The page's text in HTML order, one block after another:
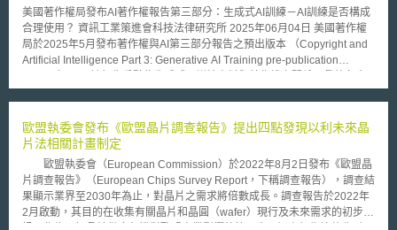
美國著作權局發布AI著作權報告第三部分：生成式AI訓練－AI訓練是否構成
合理使用？ 資訊工業策進會科技法律研究所 2025年06月04日 美國著作權
局於2025年5月發布著作權與AI第三部分報告之預出版本 （Copyright and
Artificial Intelligence Part 3: Generative AI Training pre-publication
意見並分析現行法制之挑戰及修改方向，目前發布之版本為預出版本，該報
壹、事件摘要 美國著作權局自2023年起即開始對AI所引發之著作權法律及
政策問題進行研究，同年8月著作權局發布著作權及AI諮詢通知
（Comments on Artificial Intelligence Notice of Inquiry, NOI），徵集各界
對AI著作權議題之意見，著作權局亦針對相關議題舉辦多場公聽會及研討會
協助意見之蒐集[2]。NOI發布後蒐集到之意見經著作權局整理分析，於2024
年7月起發布AI著作權報告，第一部分為數位仿造，第二部分於2025年1月
發布為就AI作品之著作可保護性之分析，而同年5月所發布之第三部分則聚
歐盟執委會發布《歐盟晶片調查報告》提出四點發現以利未來晶
片法相關計畫制定
歐盟執委會（European Commission）於2022年8月2日發布《歐盟晶
片調查報告》（European Chips Survey Report，下稱調查報告），調查結
果顯示業界至2030年為止，對晶片之需求將倍數成長。調查報告於2022年
2月啟動，其目的在收集有關晶片和晶圓（wafer）現行及未來需求的初步資